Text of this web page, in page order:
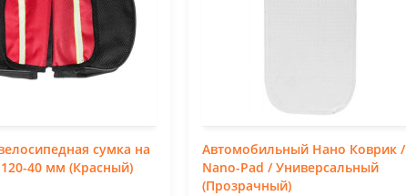
сумка на
40 мм (Красный)
Автомобильный Нано Коврик /
Nano-Pad / Универсальный
(Прозрачный)